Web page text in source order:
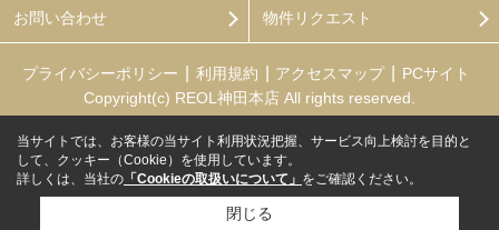
お問い合わせ 物件リクエスト
プライバシーポリシー 利用規約 アクセスマップ
PCサイト
Copyright(c) REOL神田本店 All rights reserved.
当サイトでは、お客様の当サイト利用状況把握、サービス向上検討を目的と
して、クッキー（Cookie）を使用しています。
詳しくは、当社の 「Cookieの取扱いについて」 をご確認ください。
閉じる